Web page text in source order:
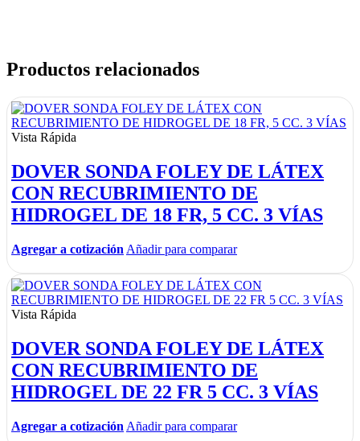
Productos relacionados
Vista Rápida
DOVER SONDA FOLEY DE LÁTEX
CON RECUBRIMIENTO DE
HIDROGEL DE 18 FR, 5 CC. 3 VÍAS
Agregar a cotización Añadir para comparar
Vista Rápida
DOVER SONDA FOLEY DE LÁTEX
CON RECUBRIMIENTO DE
HIDROGEL DE 22 FR 5 CC. 3 VÍAS
Agregar a cotización Añadir para comparar